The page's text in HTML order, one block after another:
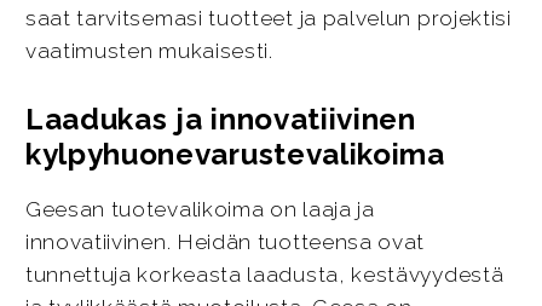
saat tarvitsemasi tuotteet ja palvelun projektisi
vaatimusten mukaisesti.
Laadukas ja innovatiivinen
kylpyhuonevarustevalikoima
Geesan tuotevalikoima on laaja ja
innovatiivinen. Heidän tuotteensa ovat
tunnettuja korkeasta laadusta, kestävyydestä